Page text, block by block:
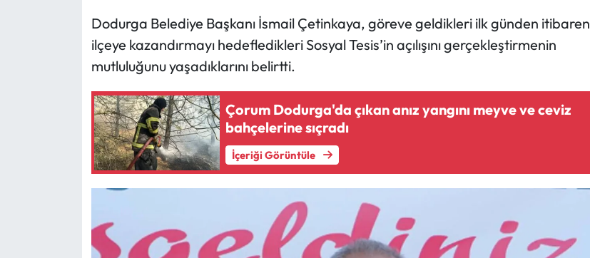
Dodurga Belediye Başkanı İsmail Çetinkaya, göreve geldikleri ilk günden itibaren
ilçeye kazandırmayı hedefledikleri Sosyal Tesis’in açılışını gerçekleştirmenin
mutluluğunu yaşadıklarını belirtti.
Çorum Dodurga'da çıkan anız yangını meyve ve ceviz
bahçelerine sıçradı
İçeriği Görüntüle
Yerel Haberler